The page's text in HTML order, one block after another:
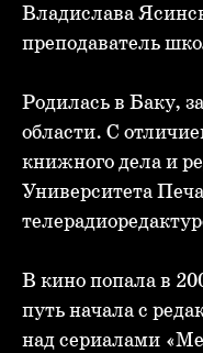
Владислава
преподаватель
Родилась в Баку,
области. С
книжного дела и
Университета
В кино попала в
путь начала с
над сериалами